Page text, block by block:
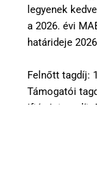
legyenek
a 2026. évi
határideje
Felnőtt tagdíj:
Támogatói
Ifjúsági tagdíj: